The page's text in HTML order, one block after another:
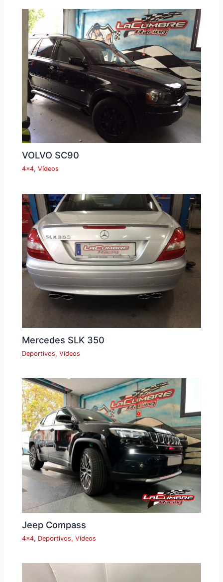
VOLVO SC90
4x4,Vídeos
Mercedes SLK 350
Deportivos,Vídeos
Jeep Compass
4x4, Deportivos,Vídeos